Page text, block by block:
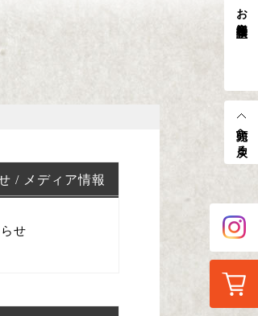
お客様相談室
先頭へ戻る
/ メディア情報
せ